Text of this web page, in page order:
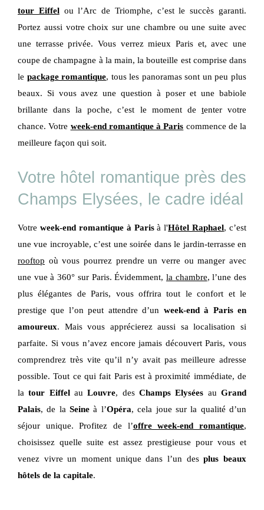
tour Eiffelou l’Arc de Triomphe, c’est le succès garanti.
Portez aussi votre choix sur une chambre ou une suite avec
une terrasse privée. Vous verrez mieux Paris et, avec une
coupe de champagne à la main, la bouteille est comprise dans
le package romantique, tous les panoramas sont un peu plus
beaux. Si vous avez une question à poser et une babiole
brillante dans la poche, c’est le moment de tenter votre
chance. Votre week-end romantique à Paris commence de la
meilleure façon qui soit.
Votre hôtel romantique près des
Champs Elysées, le cadre idéal
Votre week-end romantique à Parisà l'Hôtel Raphael, c’est
une vue incroyable, c’est une soirée dans le jardin-terrasse en
rooftop où vous pourrez prendre un verre ou manger avec
une vue à 360° sur Paris. Évidemment, la chambre, l’une des
plus élégantes de Paris, vous offrira tout le confort et le
prestige que l’on peut attendre d’un week-end à Paris en
amoureux. Mais vous apprécierez aussi sa localisation si
parfaite. Si vous n’avez encore jamais découvert Paris, vous
comprendrez très vite qu’il n’y avait pas meilleure adresse
possible. Tout ce qui fait Paris est à proximité immédiate, de
latour EiffelauLouvre, desChamps Elysées auGrand
Palais, de la Seine à l’Opéra, cela joue sur la qualité d’un
séjour unique. Profitez de l’offre week-end romantique,
choisissez quelle suite est assez prestigieuse pour vous et
venez vivre un moment unique dans l’un desplus beaux
hôtels de la capitale.